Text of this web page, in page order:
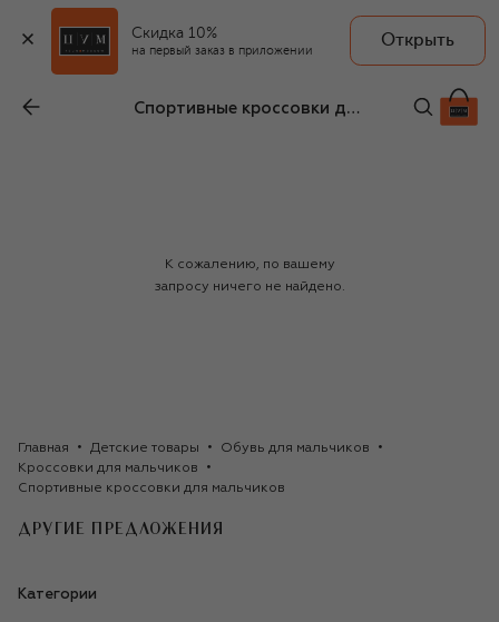
Скидка 10%
на первый заказ в приложении
Открыть
Спортивные кроссовки для мальчиков
К сожалению, по вашему
запросу ничего не найдено.
Главная Детские товары
Обувь для мальчиков
Кроссовки для мальчиков
Спортивные кроссовки для мальчиков
ДРУГИЕ ПРЕДЛОЖЕНИЯ
Категории